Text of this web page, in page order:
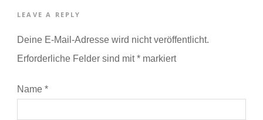
LEAVE A REPLY
Deine E-Mail-Adresse wird nicht veröffentlicht.
Erforderliche Felder sind mit* markiert
Name *